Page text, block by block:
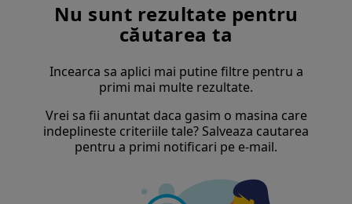
Nu sunt rezultate pentru
căutarea ta
Incearca sa aplici mai putine filtre pentru a
primi mai multe rezultate.
Vrei sa fii anuntat daca gasim o masina care
indeplineste criteriile tale? Salveaza cautarea
pentru a primi notificari pe e-mail.